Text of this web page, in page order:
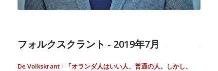
フォルクスクラント - 2019年7月
De Volkskrant - 「オランダ人はいい人、普通の人。しかし、